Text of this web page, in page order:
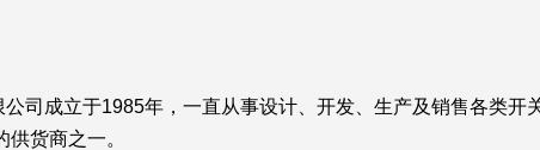
成立于1985年，一直从事设计、开发、生产及销售各类开
货商之一。